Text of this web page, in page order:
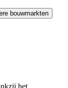
bouwmarkten
het